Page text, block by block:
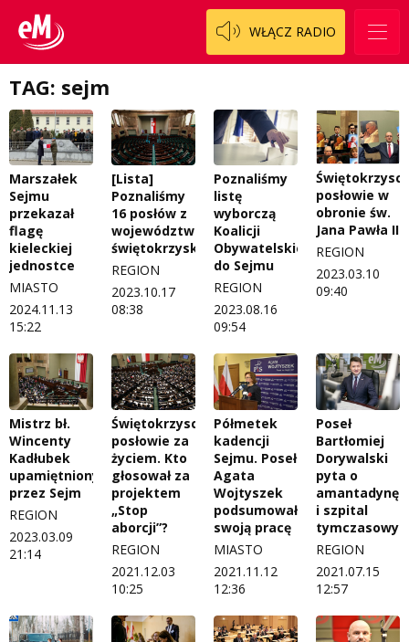
WŁĄCZ RADIO
TAG: sejm
Marszałek
Sejmu
przekazał
flagę
kieleckiej
jednostce
MIASTO
2024.11.13
15:22
[Lista]
Poznaliśmy
16 posłów z
województwa
świętokrzyskiego
REGION
2023.10.17
08:38
Poznaliśmy
listę
wyborczą
Koalicji
Obywatelskiej
do Sejmu
REGION
2023.08.16
09:54
Świętokrzyscy
posłowie w
obronie św.
Jana Pawła II
REGION
2023.03.10
09:40
Mistrz bł.
Wincenty
Kadłubek
upamiętniony
przez Sejm
REGION
2023.03.09
21:14
Świętokrzyscy
posłowie za
życiem. Kto
głosował za
projektem
„Stop
aborcji”?
REGION
2021.12.03
10:25
Półmetek
kadencji
Sejmu. Poseł
Agata
Wojtyszek
podsumowała
swoją pracę
MIASTO
2021.11.12
12:36
Poseł
Bartłomiej
Dorywalski
pyta o
amantadynę
i szpital
tymczasowy
REGION
2021.07.15
12:57